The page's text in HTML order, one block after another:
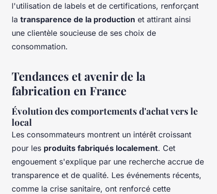
l'utilisation de labels et de certifications, renforçant
la transparence de la production et attirant ainsi
une clientèle soucieuse de ses choix de
consommation.
Tendances et avenir de la
fabrication en France
Évolution des comportements d'achat vers le
local
Les consommateurs montrent un intérêt croissant
pour les produits fabriqués localement. Cet
engouement s'explique par une recherche accrue de
transparence et de qualité. Les événements récents,
comme la crise sanitaire, ont renforcé cette